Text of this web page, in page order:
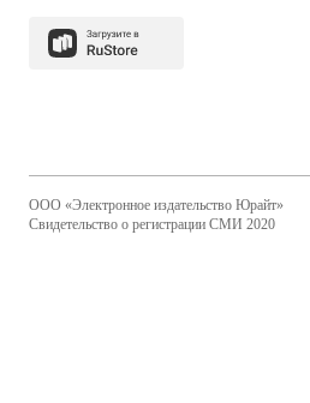
ООО «Электронное издательство Юрайт»
Свидетельство о регистрации СМИ 2020